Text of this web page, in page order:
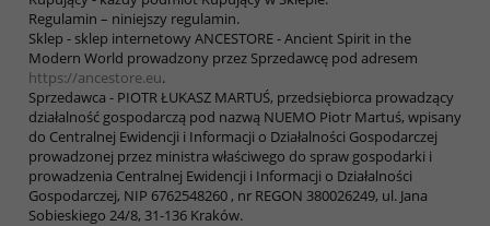
Regulamin – niniejszy regulamin.
Sklep - sklep internetowy ANCESTORE - Ancient Spirit in the
Modern World prowadzony przez Sprzedawcę pod adresem
https://ancestore.eu.
Sprzedawca - PIOTR ŁUKASZ MARTUŚ, przedsiębiorca prowadzący
działalność gospodarczą pod nazwą NUEMO Piotr Martuś, wpisany
do Centralnej Ewidencji i Informacji o Działalności Gospodarczej
prowadzonej przez ministra właściwego do spraw gospodarki i
prowadzenia Centralnej Ewidencji i Informacji o Działalności
Gospodarczej, NIP 6762548260 , nr REGON 380026249, ul. Jana
Sobieskiego 24/8, 31-136 Kraków.